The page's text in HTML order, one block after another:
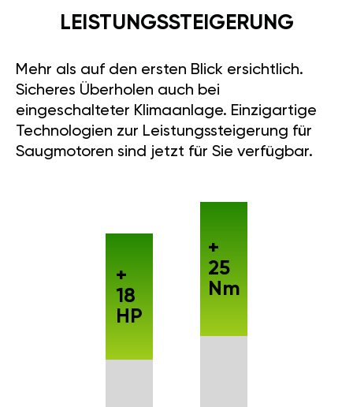
LEISTUNGSSTEIGERUNG
Mehr als auf den ersten Blick ersichtlich.
Sicheres Überholen auch bei
eingeschalteter Klimaanlage. Einzigartige
Technologien zur Leistungssteigerung für
Saugmotoren sind jetzt für Sie verfügbar.
+
18
HP
+
25
Nm